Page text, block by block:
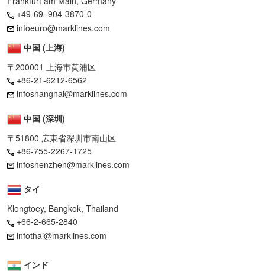
+49-69–904-3870-0
infoeuro@marklines.com
中国 (上海)
〒200001 上海市黄浦区
+86-21-6212-6562
infoshanghai@marklines.com
中国 (深圳)
〒51800 広東省深圳市南山区
+86-755-2267-1725
infoshenzhen@marklines.com
タイ
Klongtoey, Bangkok, Thailand
+66-2-665-2840
infothai@marklines.com
インド